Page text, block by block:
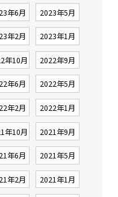
年6月 2023年5月
年2月 2023年1月
年10月 2022年9月
年6月 2022年5月
年2月 2022年1月
年10月 2021年9月
年6月 2021年5月
年2月 2021年1月